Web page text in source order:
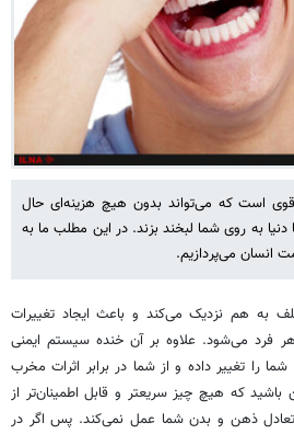
است که می‌تواند بدون هیچ هزینه‌ای حال
به روی شما لبخند بزند. در این مطلب ما به
به هم نزدیک می‌کند و باعث ایجاد تغییرات
فرد می‌شود. علاوه بر آن خنده سیستم ایمنی
را تغییر داده و از شما در برابر اثرات مخرب
که هیچ چیز سریعتر و قابل اطمینان‌تر از
تعادل ذهن و بدن شما عمل نمی‌کند. پس اگر در